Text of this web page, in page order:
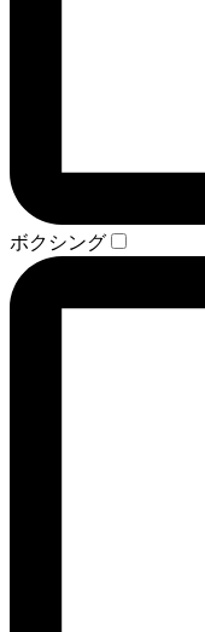
ボクシング